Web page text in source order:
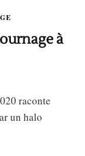
à
raconte
un halo